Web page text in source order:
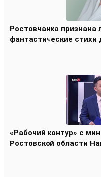
Ростовчанка
фантастические стихи
«Рабочий контур» с
Ростовской области